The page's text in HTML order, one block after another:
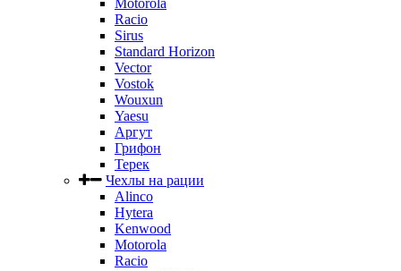
Motorola
Racio
Sirus
Standard Horizon
Vector
Vostok
Wouxun
Yaesu
Аргут
Грифон
Терек
Чехлы на рации
Alinco
Hytera
Kenwood
Motorola
Racio